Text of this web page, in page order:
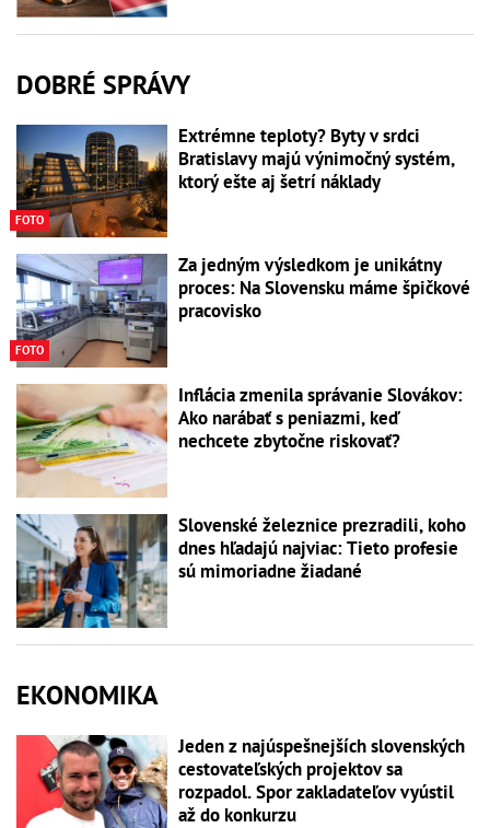
DOBRÉ SPRÁVY
FOTO
Extrémne teploty? Byty v srdci
Bratislavy majú výnimočný systém,
ktorý ešte aj šetrí náklady
FOTO
Za jedným výsledkom je unikátny
proces: Na Slovensku máme špičkové
pracovisko
Inflácia zmenila správanie Slovákov:
Ako narábať s peniazmi, keď
nechcete zbytočne riskovať?
Slovenské železnice prezradili, koho
dnes hľadajú najviac: Tieto profesie
sú mimoriadne žiadané
EKONOMIKA
Jeden z najúspešnejších slovenských
cestovateľských projektov sa
rozpadol. Spor zakladateľov vyústil
až do konkurzu